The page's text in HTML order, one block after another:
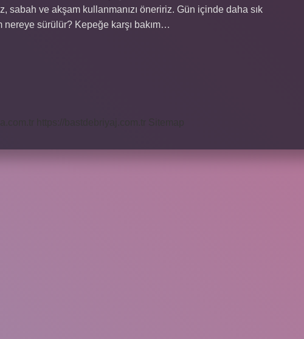
sabah ve akşam kullanmanızı öneririz. Gün içinde daha sık
nereye sürülür? Kepeğe karşı bakım…